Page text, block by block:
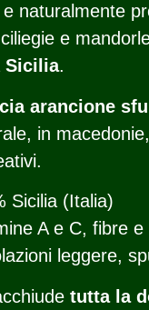
naturalmente
e
Sicilia.
arancione
in
Sicilia (Italia)
A e C, fibre
leggere,
tutta la